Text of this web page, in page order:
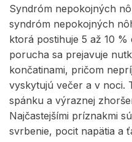
Syndróm nepokojných
syndróm nepokojných
ktorá postihuje 5 až 10
porucha sa prejavuje
končatinami, pričom
vyskytujú večer a v noci.
spánku a výraznej
Najčastejšími príznakmi
svrbenie, pocit napätia a